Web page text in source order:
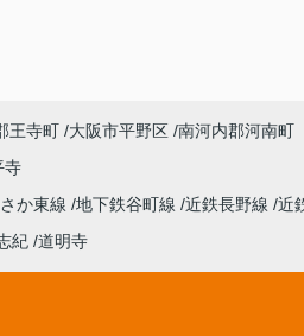
王寺町 大阪市平野区 南河内郡河南町
寺
か東線 地下鉄谷町線 近鉄長野線 近
紀 道明寺